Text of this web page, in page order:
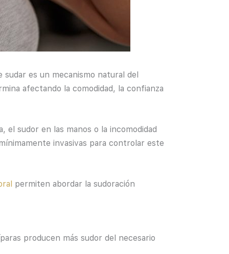
es un mecanismo natural del
afectando la comodidad, la confianza
el sudor en las manos o la incomodidad
invasivas para controlar este
permiten abordar la sudoración
producen más sudor del necesario